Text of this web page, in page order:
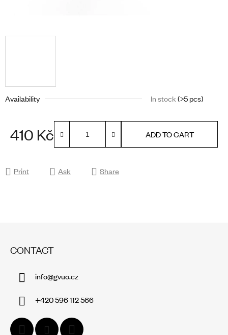
Availability In stock(>5 pcs)
410 Kč
Measure price:
ADD TO CART
Print Ask Share
CONTACT
info@gvuo.cz
+420 596 112 566